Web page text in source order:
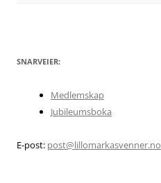
SNARVEIER:
Medlemskap
Jubileumsboka
E-post: post@lillomarkasvenner.no